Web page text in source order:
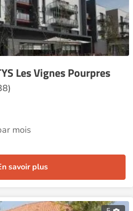
Les Vignes Pourpres
mois
savoir plus